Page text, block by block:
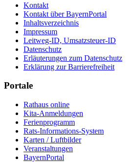
Kontakt
Kontakt über BayernPortal
Inhaltsverzeichnis
Impressum
Leitweg-ID, Umsatzsteuer-ID
Datenschutz
Erläuterungen zum Datenschutz
Erklärung zur Barrierefreiheit
Portale
Rathaus online
Kita-Anmeldungen
Ferienprogramm
Rats-Informations-System
Karten / Luftbilder
Veranstaltungen
BayernPortal